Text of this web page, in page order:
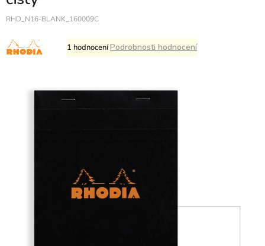
RHD_N16-BLANK_160009C
Průměrné
hodnocení
5,0
z
1 hodnoceníPodrobnosti hodnocení